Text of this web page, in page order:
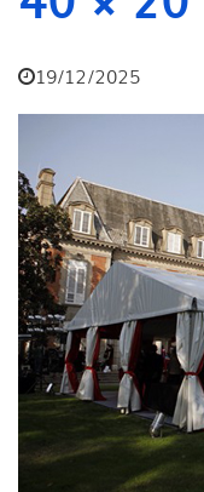
19/12/2025